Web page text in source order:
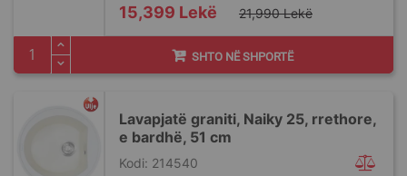
Special
Price
15,399 Lekë 21,990 Lekë
SHTO NË SHPORTË
Lavapjatë graniti, Naiky 25, rrethore,
e bardhë, 51 cm
Kodi: 214540